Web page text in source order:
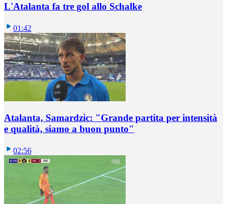
L'Atalanta fa tre gol allo Schalke
01:42
Atalanta, Samardzic: "Grande partita per intensità
e qualità, siamo a buon punto"
02:56